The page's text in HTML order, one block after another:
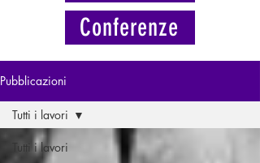
Conferenze
Pubblicazioni
Tutti i lavori
Tutti i lavori